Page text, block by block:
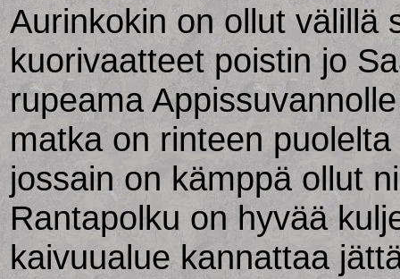
Aurinkokin on ollut välillä
kuorivaatteet poistin jo
rupeama
matka on rinteen
jossain on kämppä ollut
Rantapolku on hyvää
kaivuualue kannattaa